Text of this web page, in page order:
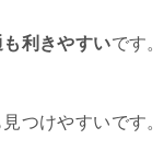
利きやすいです。
つけやすいです。